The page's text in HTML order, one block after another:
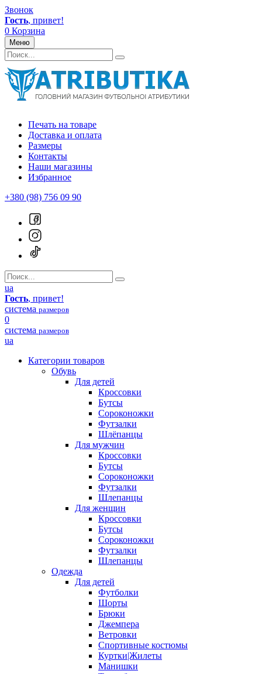
Звонок
Гость, привет!
0 Корзина
Меню
Печать на товаре
Доставка и оплата
Размеры
Контакты
Наши магазины
Избранное
+380 (98) 756 09 90
ua
Гость, привет!
система размеров
0
система размеров
ua
Категории товаров
Обувь
Для детей
Кроссовки
Бутсы
Сороконожки
Футзалки
Шлёпанцы
Для мужчин
Кроссовки
Бутсы
Сороконожки
Футзалки
Шлепанцы
Для женщин
Кроссовки
Бутсы
Сороконожки
Футзалки
Шлепанцы
Одежда
Для детей
Футболки
Шорты
Брюки
Джемпера
Ветровки
Спортивные костюмы
Куртки|Жилеты
Манишки